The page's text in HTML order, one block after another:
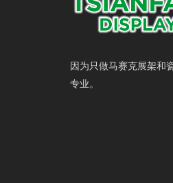
因为只做马赛克展架和
专业。